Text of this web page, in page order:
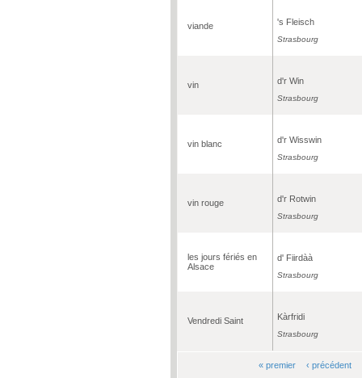
viande 's Fleisch
Strasbourg
vin d'r Win
Strasbourg
vin blanc d'r Wisswin
Strasbourg
vin rouge d'r Rotwin
Strasbourg
les jours fériés en
Alsace
d' Fiirdàà
Strasbourg
Vendredi Saint Kàrfridi
Strasbourg
« premier ‹ précédent